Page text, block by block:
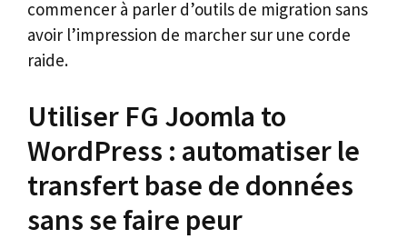
commencer à parler d’outils de migration sans
avoir l’impression de marcher sur une corde
raide.
Utiliser FG Joomla to
WordPress : automatiser le
transfert base de données
sans se faire peur